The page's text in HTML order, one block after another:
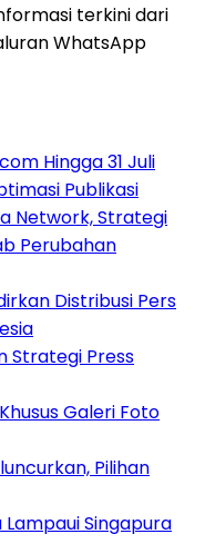
terkini dari
WhatsApp
Hingga 31 Juli
Publikasi
Network, Strategi
Perubahan
Distribusi Pers
Strategi Press
Galeri Foto
Pilihan
Lampaui Singapura